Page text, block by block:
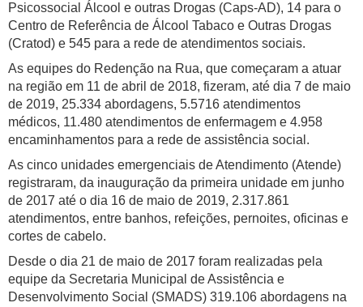
Psicossocial Álcool e outras Drogas (Caps-AD), 14 para o
Centro de Referência de Álcool Tabaco e Outras Drogas
(Cratod) e 545 para a rede de atendimentos sociais.
As equipes do Redenção na Rua, que começaram a atuar
na região em 11 de abril de 2018, fizeram, até dia 7 de maio
de 2019, 25.334 abordagens, 5.5716 atendimentos
médicos, 11.480 atendimentos de enfermagem e 4.958
encaminhamentos para a rede de assistência social.
As cinco unidades emergenciais de Atendimento (Atende)
registraram, da inauguração da primeira unidade em junho
de 2017 até o dia 16 de maio de 2019, 2.317.861
atendimentos, entre banhos, refeições, pernoites, oficinas e
cortes de cabelo.
Desde o dia 21 de maio de 2017 foram realizadas pela
equipe da Secretaria Municipal de Assistência e
Desenvolvimento Social (SMADS) 319.106 abordagens na